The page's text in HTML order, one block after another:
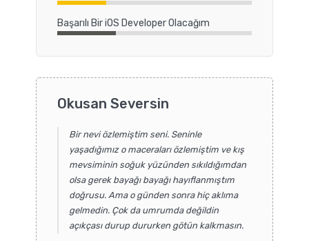
Başarılı Bir iOS Developer Olacağım
Okusan Seversin
Bir nevi özlemiştim seni. Seninle
yaşadığımız o maceraları özlemiştim ve kış
mevsiminin soğuk yüzünden sıkıldığımdan
olsa gerek bayağı bayağı hayıflanmıştım
doğrusu. Ama o günden sonra hiç aklıma
gelmedin. Çok da umrumda değildin
açıkçası durup dururken götün kalkmasın.